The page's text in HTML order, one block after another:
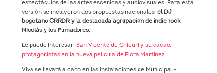
espectáculos de las artes escénicas y audiovisuales. Para esta
versión se incluyeron dos propuestas nacionales, el DJ
bogotano CRRDR y la destacada agrupación de indie rock
Nicolás y los Fumadores.
Le puede interesar: San Vicente de Chicurí y su cacao,
protagonistas en la nueva película de Flora Martínez
Viva se llevará a cabo en las instalaciones de Municipal –